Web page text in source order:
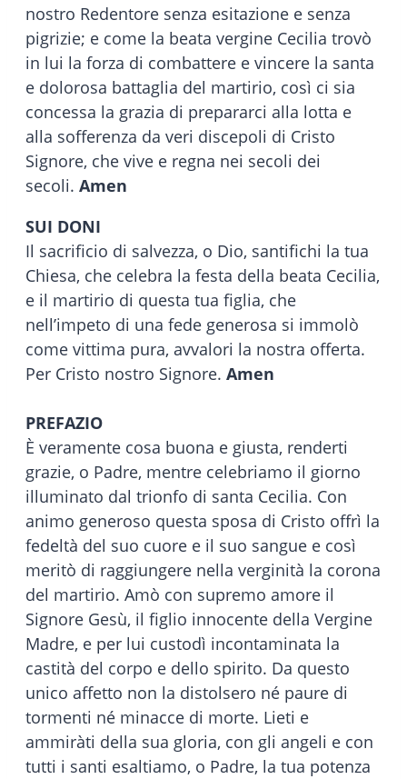
nostro Redentore senza esitazione e senza
pigrizie; e come la beata vergine Cecilia trovò
in lui la forza di combattere e vincere la santa
e dolorosa battaglia del martirio, così ci sia
concessa la grazia di prepararci alla lotta e
alla sofferenza da veri discepoli di Cristo
Signore, che vive e regna nei secoli dei
secoli. Amen
SUI DONI
Il sacrificio di salvezza, o Dio, santifichi la tua
Chiesa, che celebra la festa della beata Cecilia,
e il martirio di questa tua figlia, che
nell’impeto di una fede generosa si immolò
come vittima pura, avvalori la nostra offerta.
Per Cristo nostro Signore. Amen
PREFAZIO
È veramente cosa buona e giusta, renderti
grazie, o Padre, mentre celebriamo il giorno
illuminato dal trionfo di santa Cecilia. Con
animo generoso questa sposa di Cristo offrì la
fedeltà del suo cuore e il suo sangue e così
meritò di raggiungere nella verginità la corona
del martirio. Amò con supremo amore il
Signore Gesù, il figlio innocente della Vergine
Madre, e per lui custodì incontaminata la
castità del corpo e dello spirito. Da questo
unico affetto non la distolsero né paure di
tormenti né minacce di morte. Lieti e
ammiràti della sua gloria, con gli angeli e con
tutti i santi esaltiamo, o Padre, la tua potenza